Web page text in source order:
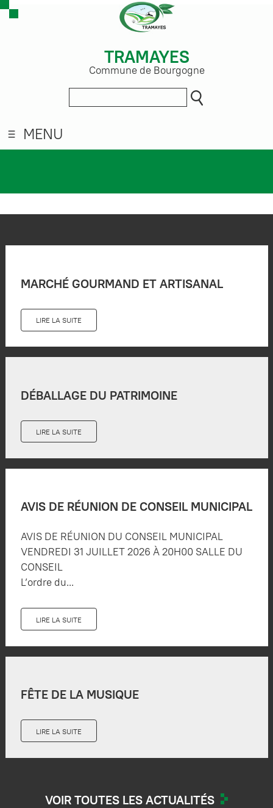
TRAMAYES
Commune de Bourgogne
MENU
MARCHÉ GOURMAND ET ARTISANAL
LIRE LA SUITE
DÉBALLAGE DU PATRIMOINE
LIRE LA SUITE
AVIS DE RÉUNION DE CONSEIL MUNICIPAL
AVIS DE RÉUNION DU CONSEIL MUNICIPAL
VENDREDI 31 JUILLET 2026 À 20H00 SALLE DU
CONSEIL
L’ordre du...
LIRE LA SUITE
FÊTE DE LA MUSIQUE
LIRE LA SUITE
VOIR TOUTES LES ACTUALITÉS